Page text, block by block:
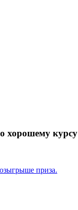
хорошему курсу
приза.